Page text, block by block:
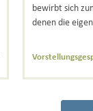
bewirbt sich
denen die